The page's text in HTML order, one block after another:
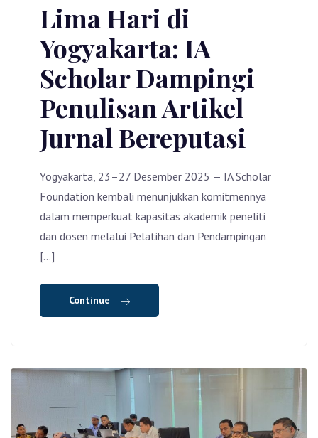
Lima Hari di
Yogyakarta: IA
Scholar Dampingi
Penulisan Artikel
Jurnal Bereputasi
Yogyakarta, 23–27 Desember 2025 — IA Scholar
Foundation kembali menunjukkan komitmennya
dalam memperkuat kapasitas akademik peneliti
dan dosen melalui Pelatihan dan Pendampingan
[…]
Continue